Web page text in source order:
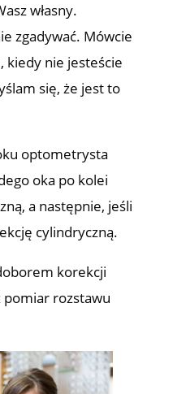
własny.
zgadywać. Mówcie
kiedy nie jesteście
się, że jest to
optometrysta
oka po kolei
a następnie, jeśli
cylindryczną.
korekcji
rozstawu